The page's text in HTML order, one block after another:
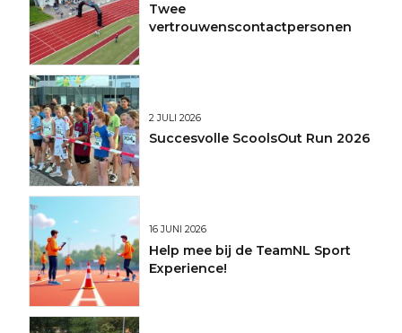
Twee
vertrouwenscontactpersonen
2 JULI 2026
Succesvolle ScoolsOut Run 2026
16 JUNI 2026
Help mee bij de TeamNL Sport
Experience!